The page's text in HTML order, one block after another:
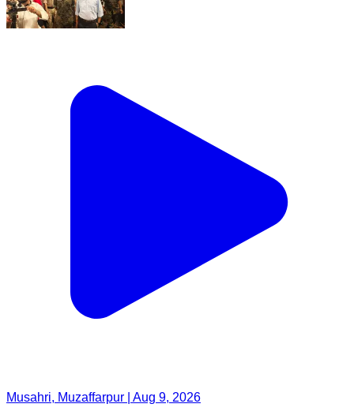
Musahri, Muzaffarpur | Aug 9, 2026